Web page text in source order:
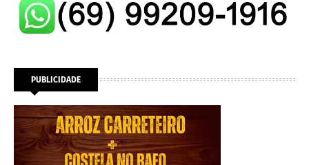
PUBLICIDADE